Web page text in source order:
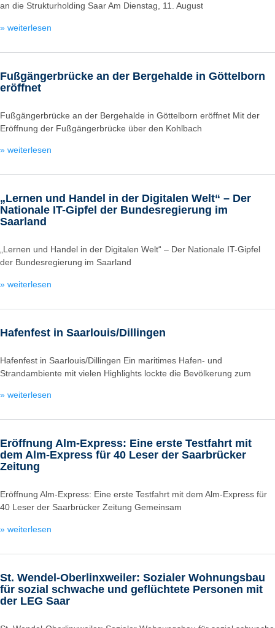
an die Strukturholding Saar Am Dienstag, 11. August
» weiterlesen
Fußgängerbrücke an der Bergehalde in Göttelborn
eröffnet
Fußgängerbrücke an der Bergehalde in Göttelborn eröffnet Mit der
Eröffnung der Fußgängerbrücke über den Kohlbach
» weiterlesen
„Lernen und Handel in der Digitalen Welt“ – Der
Nationale IT-Gipfel der Bundesregierung im
Saarland
„Lernen und Handel in der Digitalen Welt“ – Der Nationale IT-Gipfel
der Bundesregierung im Saarland
» weiterlesen
Hafenfest in Saarlouis/Dillingen
Hafenfest in Saarlouis/Dillingen Ein maritimes Hafen- und
Strandambiente mit vielen Highlights lockte die Bevölkerung zum
» weiterlesen
Eröffnung Alm-Express: Eine erste Testfahrt mit
dem Alm-Express für 40 Leser der Saarbrücker
Zeitung
Eröffnung Alm-Express: Eine erste Testfahrt mit dem Alm-Express für
40 Leser der Saarbrücker Zeitung Gemeinsam
» weiterlesen
St. Wendel-Oberlinxweiler: Sozialer Wohnungsbau
für sozial schwache und geflüchtete Personen mit
der LEG Saar